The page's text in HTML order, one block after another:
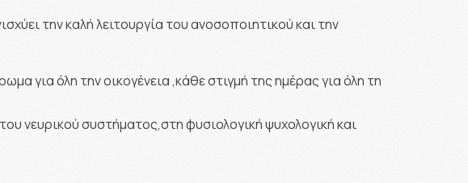
την καλή λειτουργία του ανοσοποιητικού και την
για όλη την οικογένεια ,κάθε στιγμή της ημέρας για όλη τη
νευρικού συστήματος,στη φυσιολογική ψυχολογική και